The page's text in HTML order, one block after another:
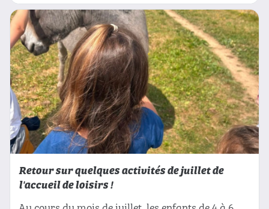
Retour sur quelques activités de juillet de
l'accueil de loisirs !